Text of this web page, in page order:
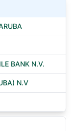
BANK N.V.
N.V